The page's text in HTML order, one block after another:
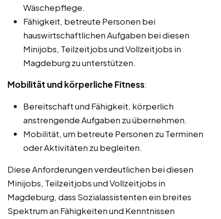
Wäschepflege.
Fähigkeit, betreute Personen bei
hauswirtschaftlichen Aufgaben bei diesen
Minijobs, Teilzeitjobs und Vollzeitjobs in
Magdeburg zu unterstützen.
Mobilität und körperliche Fitness:
Bereitschaft und Fähigkeit, körperlich
anstrengende Aufgaben zu übernehmen.
Mobilität, um betreute Personen zu Terminen
oder Aktivitäten zu begleiten.
Diese Anforderungen verdeutlichen bei diesen
Minijobs, Teilzeitjobs und Vollzeitjobs in
Magdeburg, dass Sozialassistenten ein breites
Spektrum an Fähigkeiten und Kenntnissen